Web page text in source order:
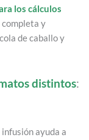
los cálculos
completa y
de caballo y
distintos:
ayuda a